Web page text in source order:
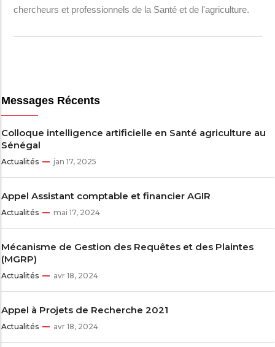
chercheurs et professionnels de la Santé et de l'agriculture.
Messages Récents
Colloque intelligence artificielle en Santé agriculture au
Sénégal
Actualités jan 17, 2025
Appel Assistant comptable et financier AGIR
Actualités mai 17, 2024
Mécanisme de Gestion des Requêtes et des Plaintes
(MGRP)
Actualités avr 18, 2024
Appel à Projets de Recherche 2021
Actualités avr 18, 2024